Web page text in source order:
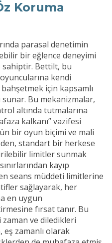
Koruma
parasal denetimin
bir eğlence deneyimi
sahiptir. Bettilt, bu
kendi
için kapsamlı
Bu mekanizmalar,
altında tutmalarına
kalkanı” vazifesi
bir oyun biçimi ve mali
standart bir herkese
limitler sunmak
kayıp
seans müddeti limitlerine
sağlayarak, her
en uygun
fırsat tanır. Bu
zaman ve diledikleri
zamanlı olarak